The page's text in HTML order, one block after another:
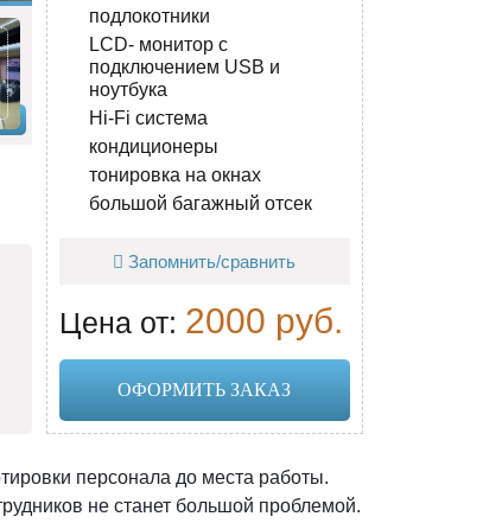
подлокотники
LCD- монитор с
подключением USB и
ноутбука
Hi-Fi система
кондиционеры
тонировка на окнах
большой багажный отсек
Запомнить/сравнить
Цена от: 2000 руб.
ОФОРМИТЬ ЗАКАЗ
персонала до места работы.
не станет большой проблемой.